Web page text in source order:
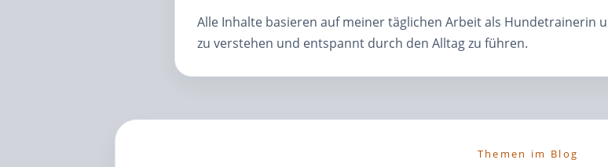
Alle Inhalte basieren auf meiner täglichen Arbeit als Hundetrainerin
zu verstehen und entspannt durch den Alltag zu führen.
Themen im Blog